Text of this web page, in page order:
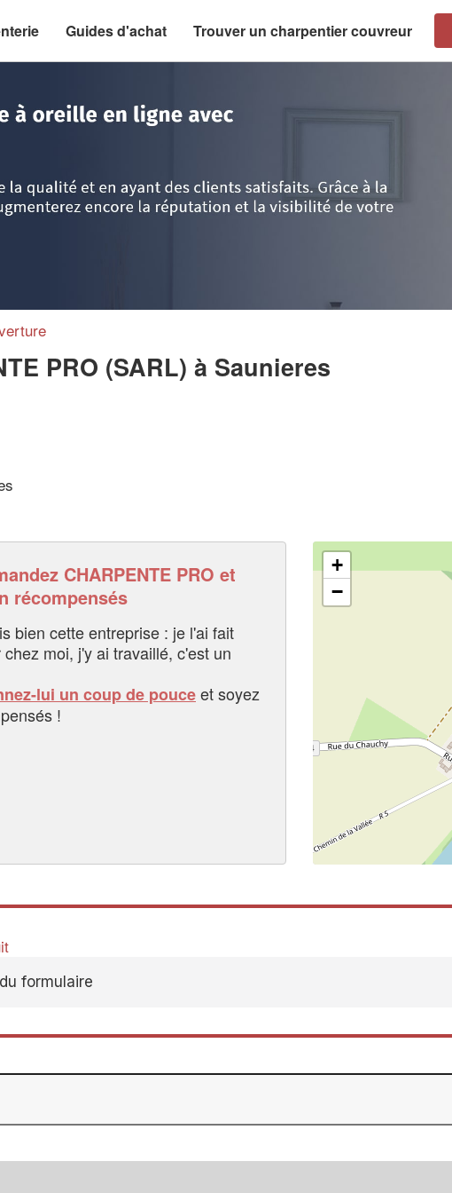
Guides d'achat Trouver un charpentier couvreur
PRO (SARL) à Saunieres
CHARPENTE PRO et
récompensés
bien cette entreprise : je l'ai fait
moi, j'y ai travaillé, c'est un
lui un coup de pouceet soyez
!
+
−
formulaire